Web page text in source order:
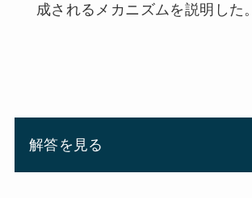
成されるメカニズムを説明した。
解答を見る